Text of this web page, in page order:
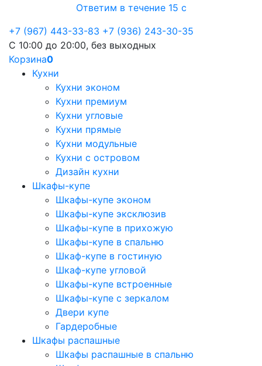
Ответим в течение 15 с
+7 (967) 443-33-83 +7 (936) 243-30-35
С 10:00 до 20:00, без выходных
Корзина0
Кухни
Кухни эконом
Кухни премиум
Кухни угловые
Кухни прямые
Кухни модульные
Кухни с островом
Дизайн кухни
Шкафы-купе
Шкафы-купе эконом
Шкафы-купе эксклюзив
Шкафы-купе в прихожую
Шкафы-купе в спальню
Шкаф-купе в гостиную
Шкаф-купе угловой
Шкафы-купе встроенные
Шкафы-купе с зеркалом
Двери купе
Гардеробные
Шкафы распашные
Шкафы распашные в спальню